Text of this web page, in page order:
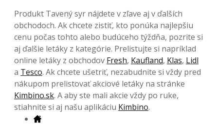
Produkt Tavený syr nájdete v zľave aj v ďalších
obchodoch. Ak chcete zistiť, kto ponúka najlepšiu
cenu počas tohto alebo budúceho týždňa, pozrite si
aj ďalšie letáky z kategórie. Prelistujte si napríklad
online letáky z obchodov Fresh, Kaufland, Klas, Lidl
a Tesco. Ak chcete ušetriť, nezabudnite si vždy pred
nákupom prelistovať akciové letáky na stránke
Kimbino.sk. A aby ste mali akcie vždy po ruke,
stiahnite si aj našu aplikáciu Kimbino.